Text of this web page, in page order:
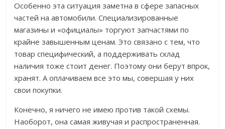
Особенно эта ситуация заметна в сфере запасных
частей на автомобили. Специализированные
магазины и «официалы» торгуют запчастями по
крайне завышенным ценам. Это связано с тем, что
товар специфический, а поддерживать склад
наличия тоже стоит денег. Поэтому они берут впрок,
хранят. А оплачиваем все это мы, совершая у них
свои покупки.
Конечно, я ничего не имею против такой схемы.
Наоборот, она самая живучая и распространенная.